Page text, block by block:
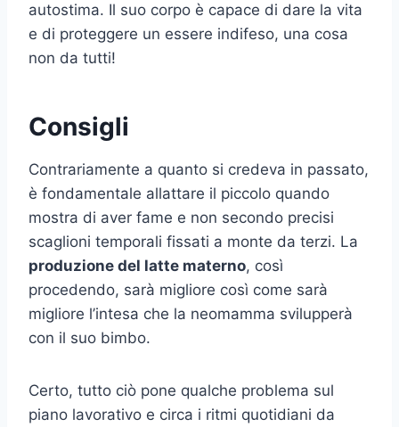
autostima. Il suo corpo è capace di dare la vita
e di proteggere un essere indifeso, una cosa
non da tutti!
Consigli
Contrariamente a quanto si credeva in passato,
è fondamentale allattare il piccolo quando
mostra di aver fame e non secondo precisi
scaglioni temporali fissati a monte da terzi. La
produzione del latte materno, così
procedendo, sarà migliore così come sarà
migliore l’intesa che la neomamma svilupperà
con il suo bimbo.
Certo, tutto ciò pone qualche problema sul
piano lavorativo e circa i ritmi quotidiani da